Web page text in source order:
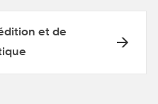
et de